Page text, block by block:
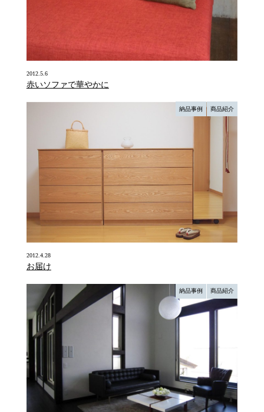
2012.5.6
赤いソファで華やかに
納品事例 商品紹介
2012.4.28
お届け
納品事例 商品紹介